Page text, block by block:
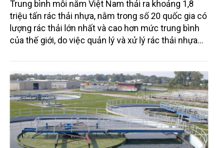
Trung bình mỗi năm Việt Nam thải ra khoảng 1,8
triệu tấn rác thải nhựa, nằm trong số 20 quốc gia có
lượng rác thải lớn nhất và cao hơn mức trung bình
của thế giới, do việc quản lý và xử lý rác thải nhựa